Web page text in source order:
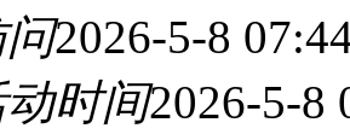
2026-5-8
动时间2026-5-8